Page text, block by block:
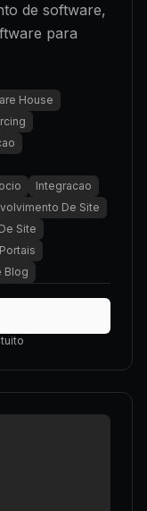
de software,
para
House
Integracao
De Site
Site
Blog